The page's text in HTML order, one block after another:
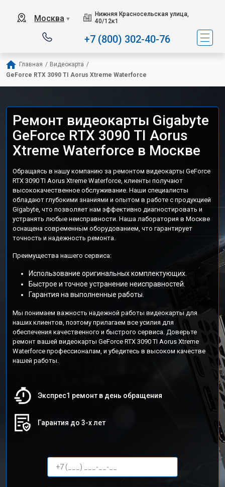
Москва ▼
Нижняя Красносельская улица,
40/12к1
+7 (800) 302-40-76
Главная / Видеокарта /
GeForce RTX 3090 TI Aorus Xtreme Waterforce
Ремонт видеокарты Gigabyte
GeForce RTX 3090 TI Aorus
Xtreme Waterforce в Москве
Обращаясь в нашу компанию за ремонтом видеокарты GeForce
RTX 3090 TI Aorus Xtreme Waterforce, клиенты получают
высококачественное обслуживание. Наши специалисты
обладают глубокими знаниями и опытом в работе с продукцией
Gigabyte, что позволяет нам эффективно диагностировать и
устранять любые неисправности. Наша лаборатория в Москве
оснащена современным оборудованием, что гарантирует
точность и надежность ремонта.
Преимущества нашего сервиса:
Использование оригинальных комплектующих.
Быстрое и точное устранение неисправностей.
Гарантия на выполненные работы.
Мы понимаем важность надежной работы видеокарты для
наших клиентов, поэтому прилагаем все усилия для
обеспечения качественного и быстрого сервиса. Доверьте
ремонт вашей видеокарты GeForce RTX 3090 TI Aorus Xtreme
Waterforce профессионалам, и убедитесь в высоком качестве
нашей работы.
Экспрес1 ремонт в день обращения
Гарантия до 3-х лет